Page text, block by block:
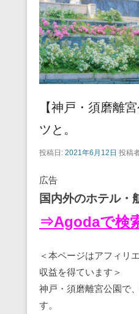
【神戸・須磨離
ツと。
投稿日: 2021年6月12日 投稿
広告
国内外のホテル・
⇒Agodaで検
＜本ページはアフィリ
収益を得ています＞
神戸・須磨離宮公園で
す。